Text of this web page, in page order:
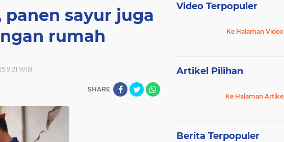
sayur juga
rumah
WIB
SHARE
Video Terpopuler
Ke Halaman Video
Artikel Pilihan
Ke Halaman Artikel
Berita Terpopuler